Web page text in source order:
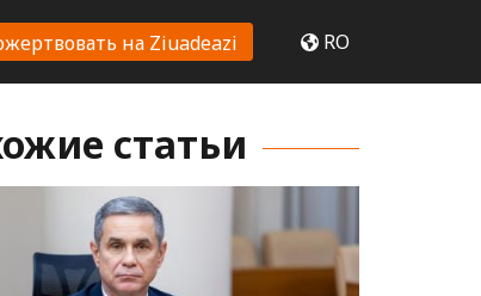
на Ziuadeazi RO
статьи